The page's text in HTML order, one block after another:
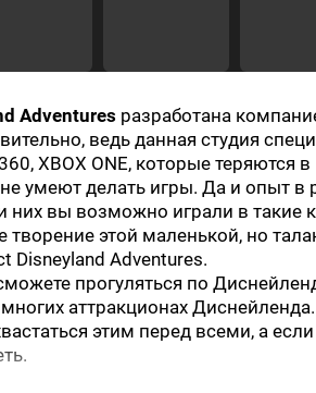
Adventures разработана
ведь данная студия
360, XBOX ONE, которые
умеют делать игры. Да и опыт в
них вы возможно играли в такие
творение этой маленькой, но
Disneyland Adventures.
прогуляться по
многих аттракционах
этим перед всеми, а